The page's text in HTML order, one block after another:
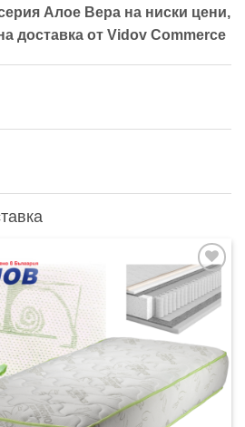
Алое Вера на ниски цени,
доставка от Vidov Commerce
Добавяне
към
списъка с
харесани
продукти